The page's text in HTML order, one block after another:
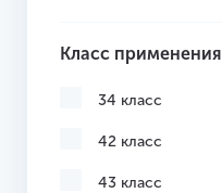
Желтый
Класс применения
34 класс
42 класс
43 класс